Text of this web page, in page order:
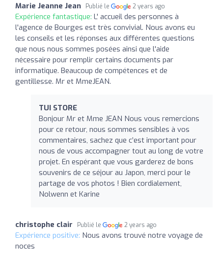
Marie Jeanne Jean Publié le 2 years ago
Expérience fantastique: L' accueil des personnes à
l'agence de Bourges est très convivial. Nous avons eu
les conseils et les réponses aux différentes questions
que nous nous sommes posées ainsi que l'aide
nécessaire pour remplir certains documents par
informatique. Beaucoup de compétences et de
gentillesse. Mr et MmeJEAN.
TUI STORE
Bonjour Mr et Mme JEAN Nous vous remercions
pour ce retour, nous sommes sensibles à vos
commentaires, sachez que c’est important pour
nous de vous accompagner tout au long de votre
projet. En espérant que vous garderez de bons
souvenirs de ce séjour au Japon, merci pour le
partage de vos photos ! Bien cordialement,
Nolwenn et Karine
christophe clair Publié le 2 years ago
Expérience positive: Nous avons trouvé notre voyage de
noces